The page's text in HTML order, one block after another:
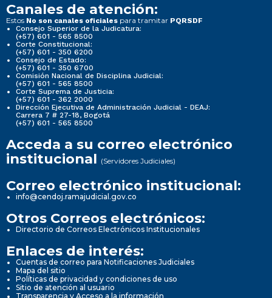
Canales de atención:
Estos No son canales oficiales para tramitar PQRSDF
Consejo Superior de la Judicatura:
(+57) 601 - 565 8500
Corte Constitucional:
(+57) 601 - 350 6200
Consejo de Estado:
(+57) 601 - 350 6700
Comisión Nacional de Disciplina Judicial:
(+57) 601 - 565 8500
Corte Suprema de Justicia:
(+57) 601 - 362 2000
Dirección Ejecutiva de Administración Judicial - DEAJ:
Carrera 7 # 27-18, Bogotá
(+57) 601 - 565 8500
Acceda a su correo electrónico
institucional (Servidores Judiciales)
Correo electrónico institucional:
info@cendoj.ramajudicial.gov.co
Otros Correos electrónicos:
Directorio de Correos Electrónicos Institucionales
Enlaces de interés:
Cuentas de correo para Notificaciones Judiciales
Mapa del sitio
Políticas de privacidad y condiciones de uso
Sitio de atención al usuario
Transparencia y Acceso a la información